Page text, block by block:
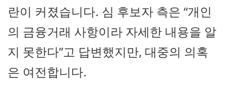
란이 커졌습니다. 심 후보자 측은 “개인
의 금융거래 사항이라 자세한 내용을 알
지 못한다”고 답변했지만, 대중의 의혹
은 여전합니다.